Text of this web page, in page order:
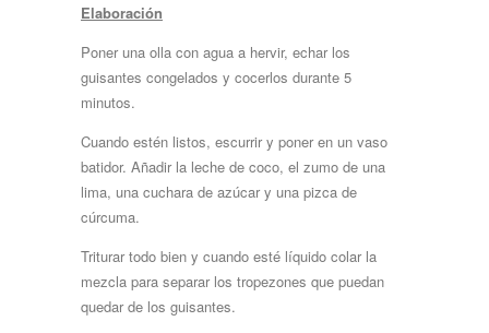
Elaboración
Poner una olla con agua a hervir, echar los
guisantes congelados y cocerlos durante 5
minutos.
Cuando estén listos, escurrir y poner en un vaso
batidor. Añadir la leche de coco, el zumo de una
lima, una cuchara de azúcar y una pizca de
cúrcuma.
Triturar todo bien y cuando esté líquido colar la
mezcla para separar los tropezones que puedan
quedar de los guisantes.